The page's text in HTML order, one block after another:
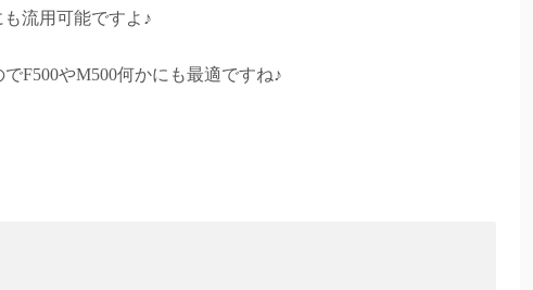
流用可能ですよ♪
F500やM500何かにも最適ですね♪